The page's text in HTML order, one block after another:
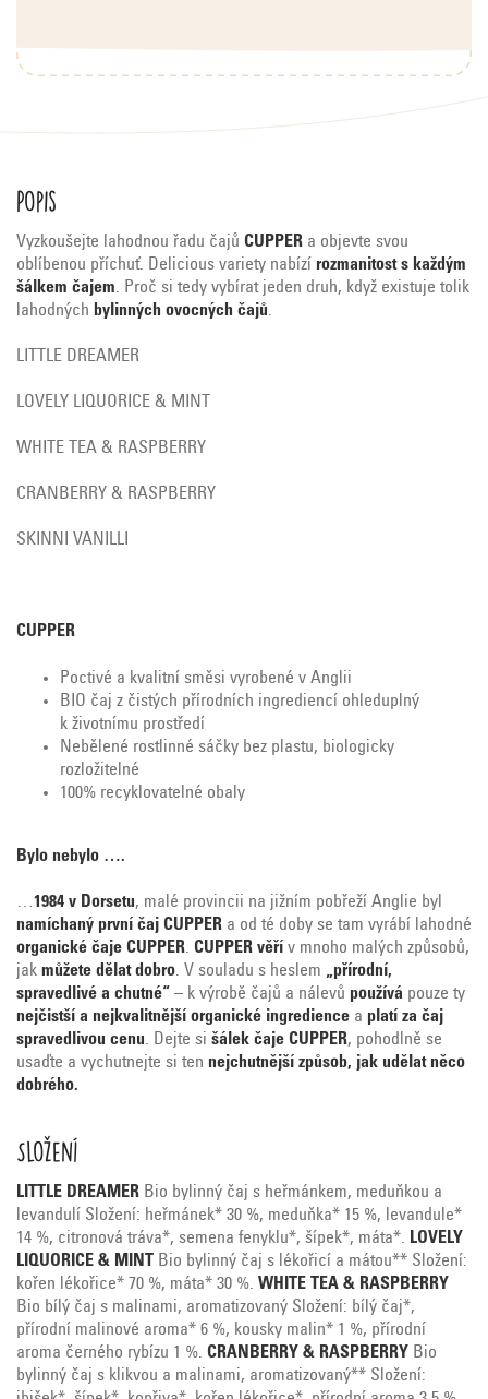
Popis
Vyzkoušejte lahodnou řadu čajů CUPPER a objevte svou
oblíbenou příchuť. Delicious variety nabízí rozmanitost s každým
šálkem čajem. Proč si tedy vybírat jeden druh, když existuje tolik
lahodných bylinných ovocných čajů.
LITTLE DREAMER
LOVELY LIQUORICE & MINT
WHITE TEA & RASPBERRY
CRANBERRY & RASPBERRY
SKINNI VANILLI
CUPPER
Poctivé a kvalitní směsi vyrobené v Anglii
BIO čaj z čistých přírodních ingrediencí ohleduplný
k životnímu prostředí
Nebělené rostlinné sáčky bez plastu, biologicky
rozložitelné
100% recyklovatelné obaly
Bylo nebylo ….
…1984 v Dorsetu, malé provincii na jižním pobřeží Anglie byl
namíchaný první čaj CUPPER a od té doby se tam vyrábí lahodné
organické čaje CUPPER. CUPPER věří v mnoho malých způsobů,
jak můžete dělat dobro. V souladu s heslem „přírodní,
spravedlivé a chutné“ – k výrobě čajů a nálevů používá pouze ty
nejčistší a nejkvalitnější organické ingredience a platí za čaj
spravedlivou cenu. Dejte si šálek čaje CUPPER, pohodlně se
usaďte a vychutnejte si ten nejchutnější způsob, jak udělat něco
dobrého.
Složení
LITTLE DREAMER Bio bylinný čaj s heřmánkem, meduňkou a
levandulí Složení: heřmánek* 30 %, meduňka* 15 %, levandule*
14 %, citronová tráva*, semena fenyklu*, šípek*, máta*. LOVELY
LIQUORICE & MINT
Bio bylinný čaj s lékořicí a mátou** Složení:
kořen lékořice* 70 %, máta* 30 %. WHITE TEA & RASPBERRY
Bio bílý čaj s malinami, aromatizovaný Složení: bílý čaj*,
přírodní malinové aroma* 6 %, kousky malin* 1 %, přírodní
aroma černého rybízu 1 %. CRANBERRY & RASPBERRY Bio
bylinný čaj s klikvou a malinami, aromatizovaný** Složení: